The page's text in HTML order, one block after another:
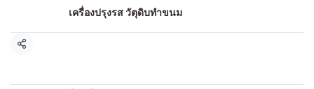
เครื่องปรุงรส วัตุดิบทำขนม
แชร์